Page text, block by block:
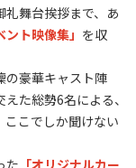
礼舞台挨拶まで、あ
ント映像集」 を収
の豪華キャスト陣
た総勢6名による、
ここでしか聞けない
た 「オリジナルカー